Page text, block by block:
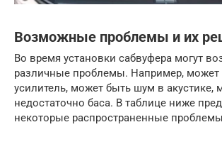
Возможные проблемы и их
Во время установки сабвуфера могут
различные проблемы. Например, может
усилитель, может быть шум в акустике,
недостаточно баса. В таблице ниже
некоторые распространенные